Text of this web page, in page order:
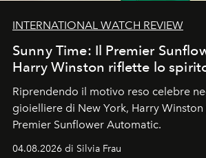
INTERNATIONAL WATCH REVIEW
Sunny Time: Il Premier
Harry Winston riflette lo
Riprendendo il motivo reso celebre
gioielliere di New York, Harry Winston
Premier Sunflower Automatic.
04.08.2026 di Silvia Frau